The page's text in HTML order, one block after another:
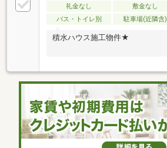
礼金なし 敷金なし
バス・トイレ別
駐車場(近隣含)
積水ハウス施工物件★